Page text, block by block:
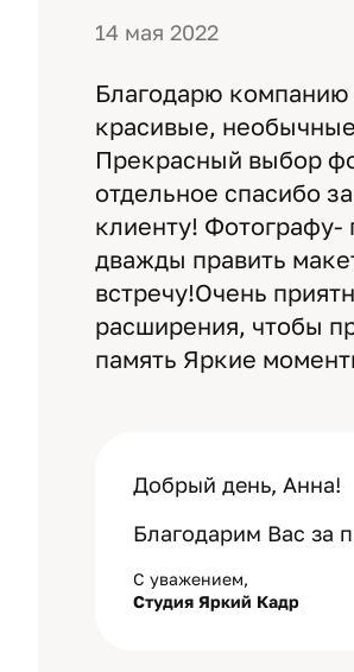
14 мая 2022
Благодарю
красивые,
Прекрасный выбор
отдельное спасибо
клиенту! Фотографу-
дважды править
встречу!Очень
расширения, чтобы
память Яркие
Добрый день, Анна!
Благодарим Вас за
С уважением,
Студия Яркий Кадр